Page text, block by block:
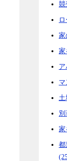
競
家
家
土
家